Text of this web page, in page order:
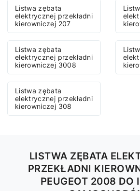
Listwa zębata
elektrycznej przekładni
kierowniczej 207
Listwa zębata
elektrycznej przekładni
kierowniczej 3008
Listwa zębata
elektrycznej przekładni
kierowniczej 308
LISTWA ZĘBATA
PRZEKŁADNI
PEUGEOT 2008 DO